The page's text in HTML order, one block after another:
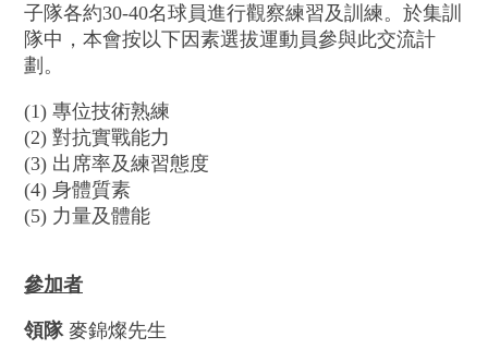
子隊各約30-40名球員進行觀察練習及訓練。於集訓
隊中，本會按以下因素選拔運動員參與此交流計
劃。
(1) 專位技術熟練
(2) 對抗實戰能力
(3) 出席率及練習態度
(4) 身體質素
(5) 力量及體能
參加者
領隊麥錦燦先生